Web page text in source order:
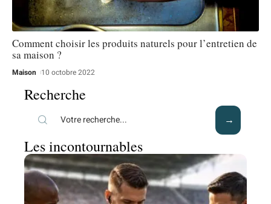
Comment choisir les produits naturels pour l’entretien de
sa maison ?
Maison 10 octobre 2022
Recherche
Les incontournables